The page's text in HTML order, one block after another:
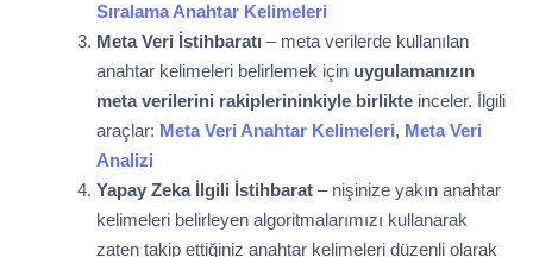
Sıralama Anahtar Kelimeleri
Meta Veri İstihbaratı – meta verilerde kullanılan
anahtar kelimeleri belirlemek için uygulamanızın
meta verilerini rakiplerininkiyle birlikte inceler. İlgili
araçlar: Meta Veri Anahtar Kelimeleri, Meta Veri
Analizi
Yapay Zeka İlgili İstihbarat – nişinize yakın anahtar
kelimeleri belirleyen algoritmalarımızı kullanarak
zaten takip ettiğiniz anahtar kelimeleri düzenli olarak